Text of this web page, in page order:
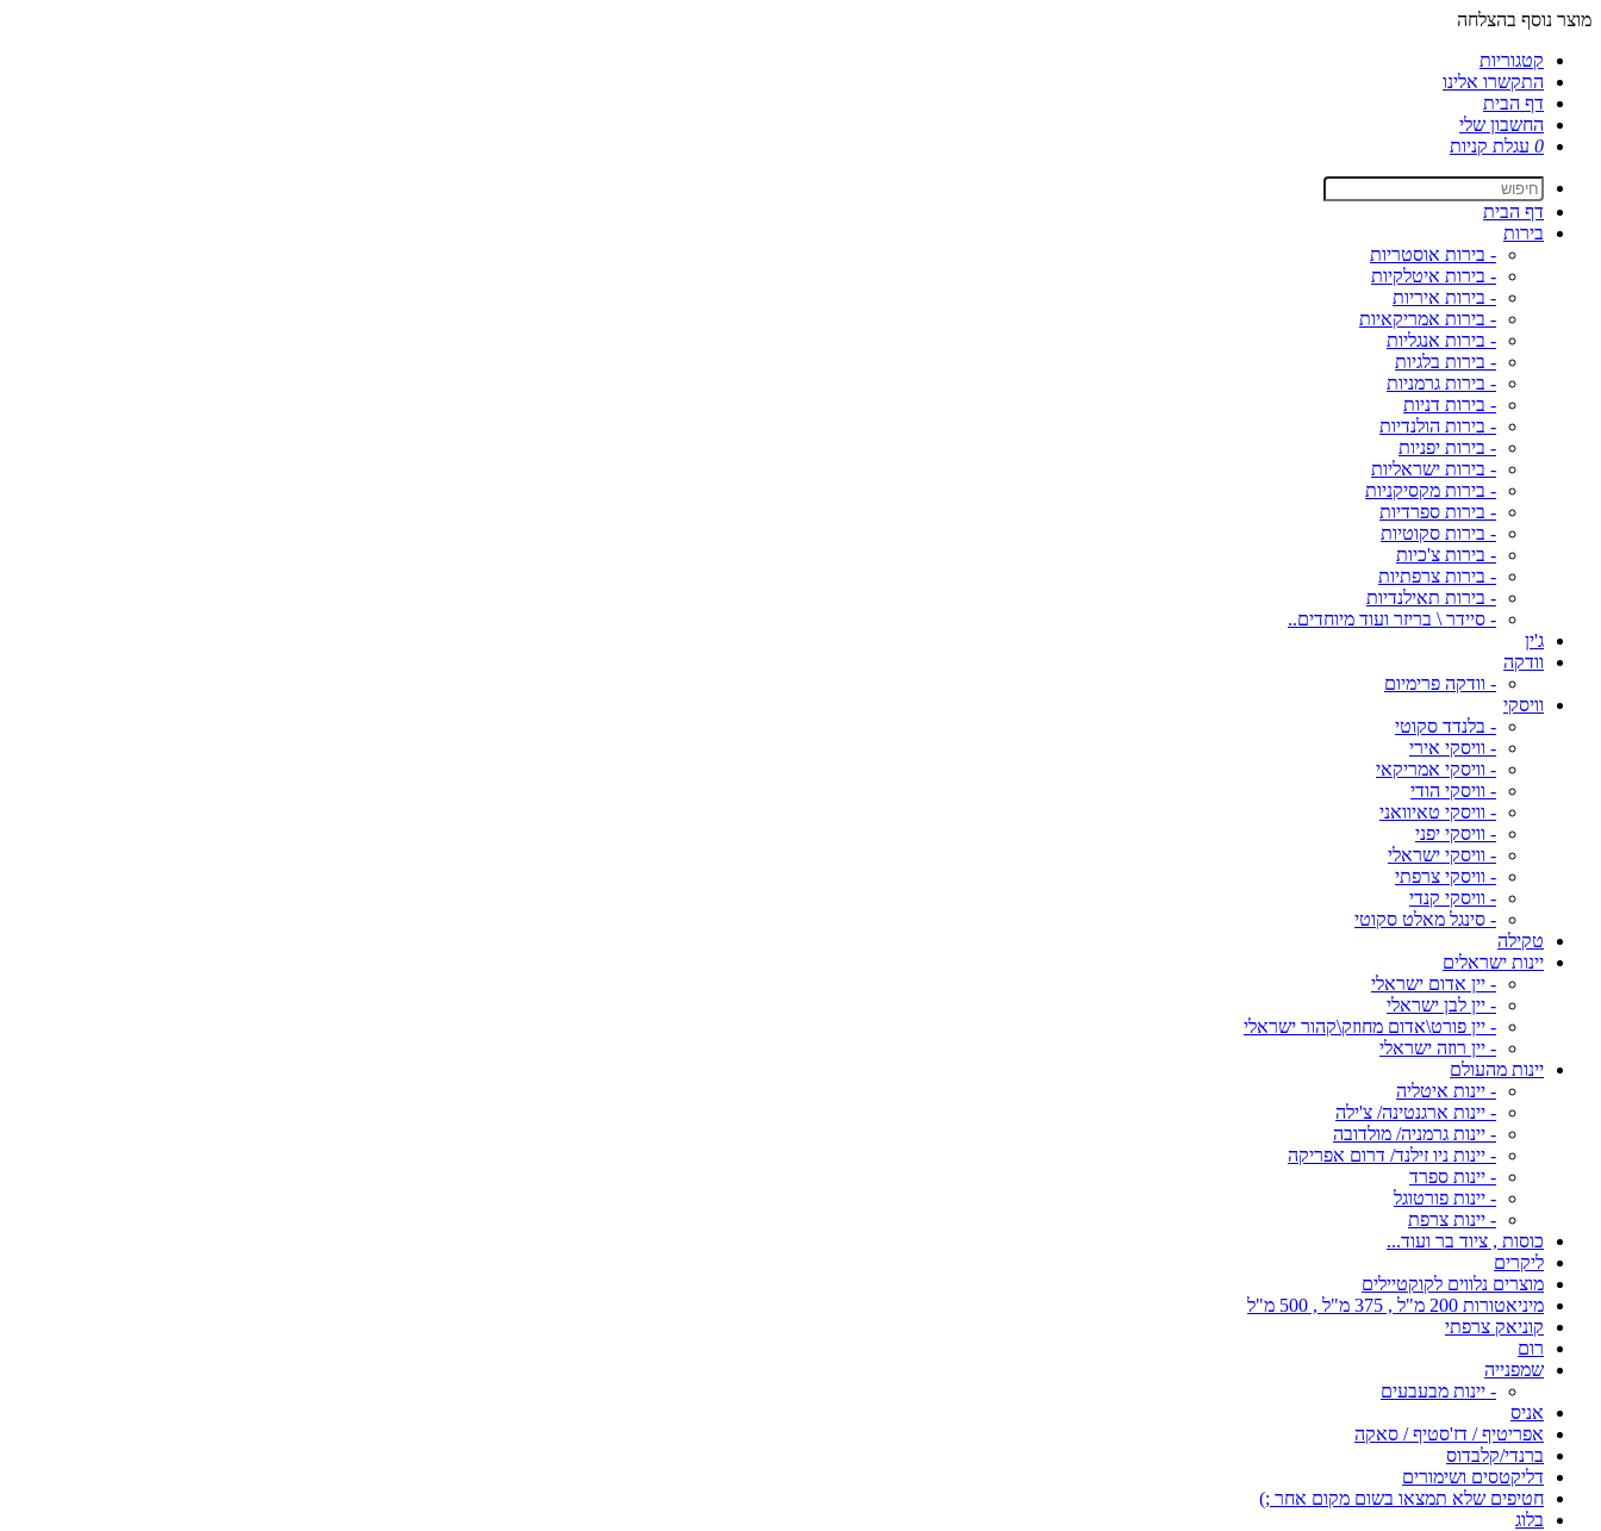
מוצר נוסף בהצלחה
קטגוריות
התקשרו אלינו
דף הבית
החשבון שלי
0 עגלת קניות
דף הבית
בירות
- בירות אוסטריות
- בירות איטלקיות
- בירות איריות
- בירות אמריקאיות
- בירות אנגליות
- בירות בלגיות
- בירות גרמניות
- בירות דניות
- בירות הולנדיות
- בירות יפניות
- בירות ישראליות
- בירות מקסיקניות
- בירות ספרדיות
- בירות סקוטיות
- בירות צ'כיות
- בירות צרפתיות
- בירות תאילנדיות
- סיידר \ בריזר ועוד מיוחדים..
ג'ין
וודקה
- וודקה פרימיום
וויסקי
- בלנדד סקוטי
- וויסקי אירי
- וויסקי אמריקאי
- וויסקי הודי
- וויסקי טאיוואני
- וויסקי יפני
- וויסקי ישראלי
- וויסקי צרפתי
- וויסקי קנדי
- סינגל מאלט סקוטי
טקילה
יינות ישראלים
- יין אדום ישראלי
- יין לבן ישראלי
- יין פורט\אדום מחוזק\קהור ישראלי
- יין רוזה ישראלי
יינות מהעולם
- יינות איטליה
- יינות ארגנטינה/ צ'ילה
- יינות גרמניה/ מולדובה
- יינות ניו זילנד/ דרום אפריקה
- יינות ספרד
- יינות פורטוגל
- יינות צרפת
כוסות , ציוד בר ועוד...
ליקרים
מוצרים נלווים לקוקטיילים
מיניאטורות 200 מ"ל , 375 מ"ל , 500 מ"ל
קוניאק צרפתי
רום
שמפנייה
- יינות מבעבעים
אניס
אפריטיף / דז'סטיף / סאקה
ברנדי/קלבדוס
דליקטסים ושימורים
חטיפים שלא תמצאו בשום מקום אחר ;)
בלוג